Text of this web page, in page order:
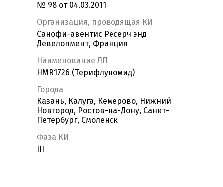
№ 98 от 04.03.2011
Организация, проводящая КИ
Санофи-авентис Ресерч энд
Девелопмент, Франция
Наименование ЛП
HMR1726 (Терифлуномид)
Города
Казань, Калуга, Кемерово, Нижний
Новгород, Ростов-на-Дону, Санкт-
Петербург, Смоленск
Фаза КИ